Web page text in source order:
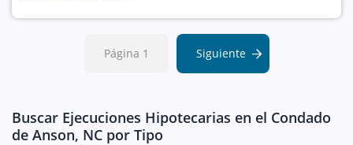
Página 1 Siguiente
Buscar Ejecuciones Hipotecarias en el Condado
de Anson, NC por Tipo